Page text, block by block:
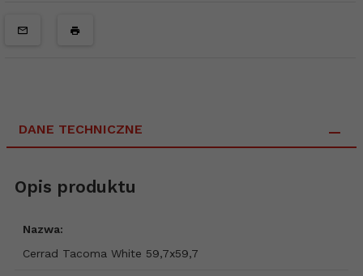
DANE TECHNICZNE
Opis produktu
Nazwa:
Cerrad Tacoma White 59,7x59,7